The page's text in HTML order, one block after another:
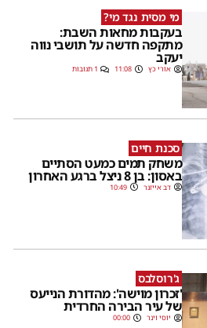
מי מסית נגד מי?
בעקבות מחאות השבת:
מתקפה חדשה על תושבי נווה
יעקב
אורי כץ 11:08 1 תגובות
סכנת חיים
משחק תמים כמעט הסתיים
באסון: בן 8 ניצל ברגע האחרון
דב אייזנר 10:49
ג'רוסלבס
'זכרון מוישה': מהדורת הנייעס
של עיר הבירה החרדית
יוסי וינר 00:00